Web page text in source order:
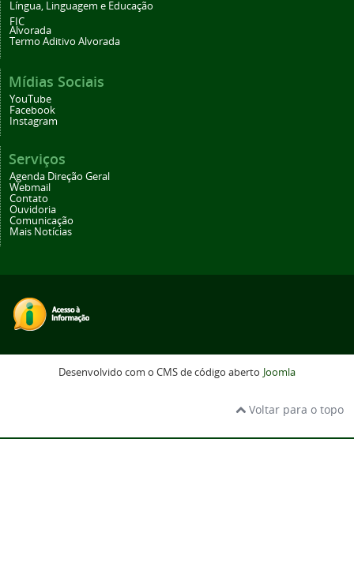
Língua, Linguagem e Educação
FIC
Alvorada
Termo Aditivo Alvorada
Mídias Sociais
YouTube
Facebook
Instagram
Serviços
Agenda Direção Geral
Webmail
Contato
Ouvidoria
Comunicação
Mais Notícias
Desenvolvido com o CMS de código aberto Joomla
Voltar para o topo